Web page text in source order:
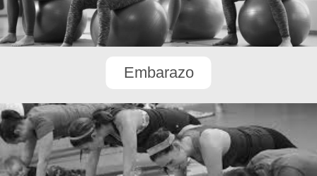
Embarazo